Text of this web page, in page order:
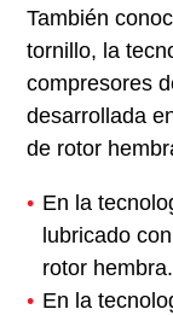
También
tornillo, la
compresores
desarrollada
de rotor
En la
lubricado
rotor hembra.
En la